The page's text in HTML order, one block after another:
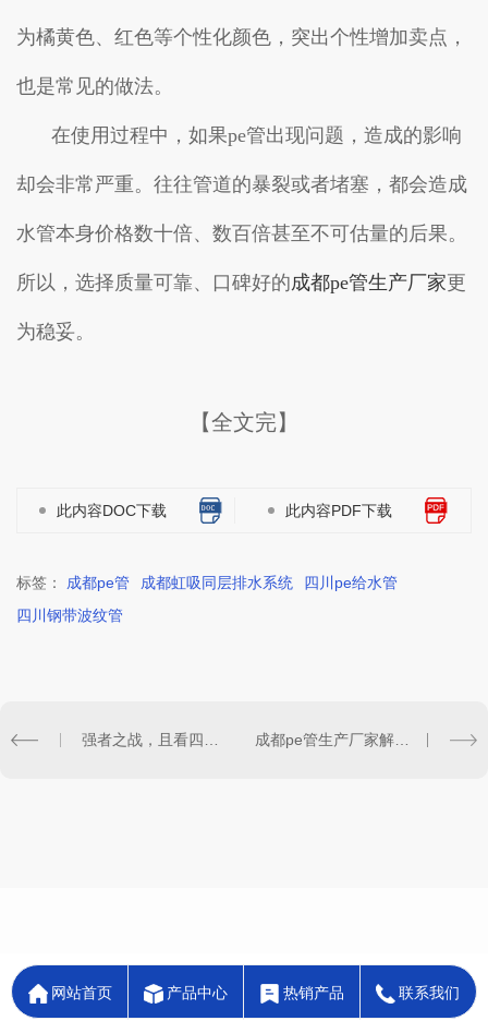
为橘黄色、红色等个性化颜色，突出个性增加卖点，
也是常见的做法。
在使用过程中，如果pe管出现问题，造成的影响
却会非常严重。往往管道的暴裂或者堵塞，都会造成
水管本身价格数十倍、数百倍甚至不可估量的后果。
所以，选择质量可靠、口碑好的成都pe管生产厂家更
为稳妥。
【全文完】
此内容DOC下载 此内容PDF下载
标签： 成都pe管 成都虹吸同层排水系统
四川pe给水管
四川钢带波纹管
网站首页 产品中心 热销产品 联系我们